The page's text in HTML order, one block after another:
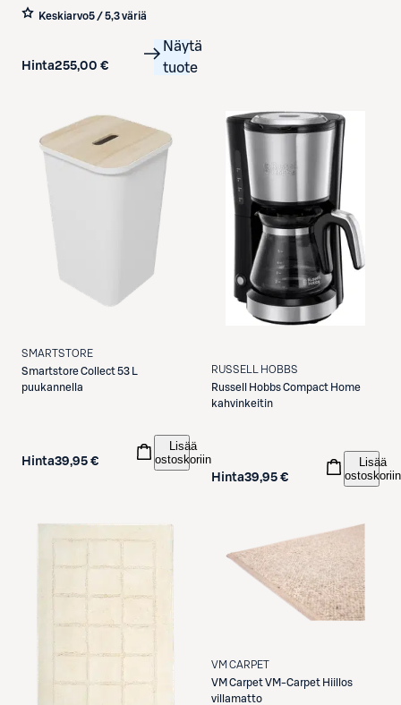
Keskiarvo5 / 5,3 väriä
Hinta255,00 €
Näytä
tuote
SMARTSTORE
SmartstoreCollect 53 L
puukannella
Hinta39,95 €
Lisää
ostoskoriin
RUSSELL HOBBS
Russell HobbsCompact Home
kahvinkeitin
Hinta39,95 €
Lisää
ostoskoriin
VM CARPET
VM CarpetVM-Carpet Hiillos
villamatto